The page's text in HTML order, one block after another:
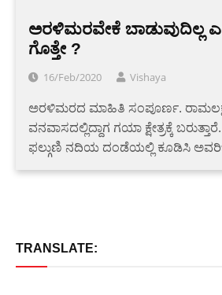
ಅರಳಿಮರವೇಕೆ
ಗೊತ್ತೇ ?
16/Feb/2020 Vishaya
ಅರಳಿ‌ಮರದ ಮಾಹಿತಿ ಸಂಪೂರ್ಣ.
ವನವಾಸದಲ್ಲಿದ್ದಾಗ ಗಯಾ ಕ್ಷೇತ್ರಕ್ಕೆ
ಫಲ್ಗುಣಿ ನದಿಯ ದಂಡೆಯಲ್ಲಿ ಕೂಡಿಸಿ
TRANSLATE: